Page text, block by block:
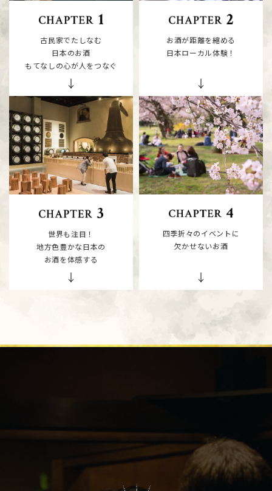
古民家でたしなむ
日本のお酒
もてなしの心が人をつなぐ
お酒が距離を縮める
日本ローカル体験！
世界も注目！
地方色豊かな日本の
お酒を体感する
四季折々のイベントに
欠かせないお酒